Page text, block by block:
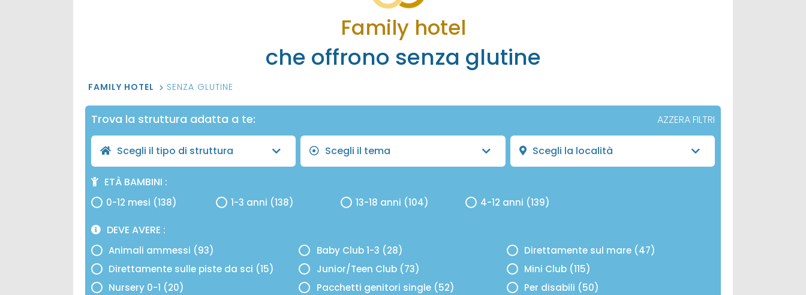
Family hotel
che offrono senza glutine
FAMILY HOTEL SENZA GLUTINE
Trova la struttura adatta a te: AZZERA FILTRI
Scegli il tipo di struttura Scegli il tema Scegli la località
ETÀ BAMBINI
0-12 mesi (138) 1-3 anni (138) 13-18 anni (104) 4-12 anni (139)
DEVE AVERE
Animali ammessi (93) Baby Club 1-3 (28)
Direttamente sul mare (47)
Direttamente sulle piste da sci (15)
Junior/Teen Club (73)
Mini Club (115)
Nursery 0-1 (20)
Pacchetti genitori single (52)
Per disabili (50)